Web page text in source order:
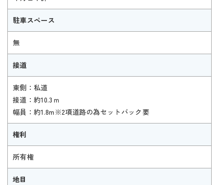
駐車スペース
無
接道
東側：私道
接道：約10.3ｍ
幅員：約1.8m※2項道路の為セットバック要
権利
所有権
地目